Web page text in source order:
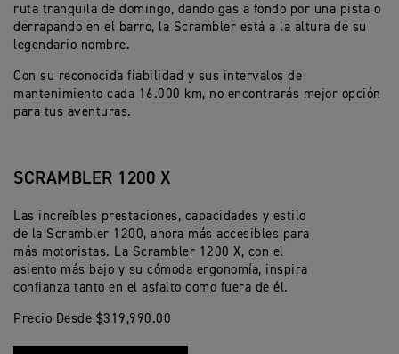
ruta tranquila de domingo, dando gas a fondo por una pista o
derrapando en el barro, la Scrambler está a la altura de su
legendario nombre.
Con su reconocida fiabilidad y sus intervalos de
mantenimiento cada 16.000 km, no encontrarás mejor opción
para tus aventuras.
SCRAMBLER 1200 X
Las increíbles prestaciones, capacidades y estilo
de la Scrambler 1200, ahora más accesibles para
más motoristas. La Scrambler 1200 X, con el
asiento más bajo y su cómoda ergonomía, inspira
confianza tanto en el asfalto como fuera de él.
Precio Desde $319,990.00